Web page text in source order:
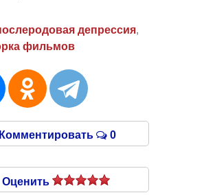
депрессия,
фильмов
Комментировать 0
Оценить